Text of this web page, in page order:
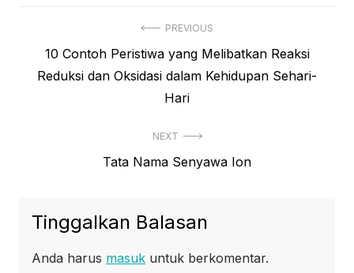
pos
PREVIOUS
Previous
post:
10 Contoh Peristiwa yang Melibatkan Reaksi
Reduksi dan Oksidasi dalam Kehidupan Sehari-
Hari
NEXT
Next
Tata Nama Senyawa Ion
Tinggalkan Balasan
Anda harus masuk untuk berkomentar.